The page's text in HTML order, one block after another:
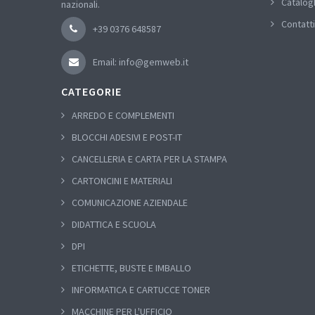
nazionali.
+39 0376 648587
Email: info@gemweb.it
Contatti
CATEGORIE
ARREDO E COMPLEMENTI
BLOCCHI ADESIVI E POST-IT
CANCELLERIA E CARTA PER LA STAMPA
CARTONCINI E MATERIALI
COMUNICAZIONE AZIENDALE
DIDATTICA E SCUOLA
DPI
ETICHETTE, BUSTE E IMBALLO
INFORMATICA E CARTUCCE TONER
MACCHINE PER L'UFFICIO